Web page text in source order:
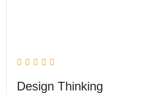
Design Thinking